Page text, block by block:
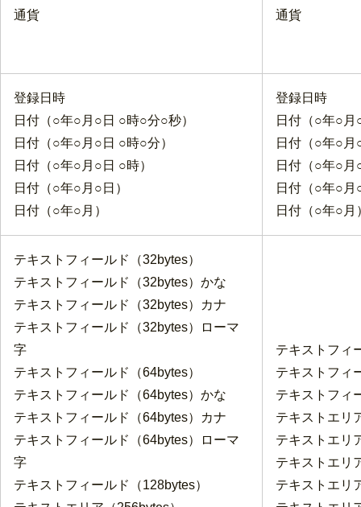
通貨
通貨
登録日時
日付（○年○月○日 ○時○分○秒）
日付（○年○月○日 ○時○分）
日付（○年○月○日 ○時）
日付（○年○月○日）
日付（○年○月）
登録日時
日付（○年○
日付（○年○
日付（○年○月
日付（○年○月
日付（○年○月
テキストフィールド（32bytes）
テキストフィールド（32bytes）かな
テキストフィールド（32bytes）カナ
テキストフィールド（32bytes）ローマ
字
テキストフィールド（64bytes）
テキストフィールド（64bytes）かな
テキストフィールド（64bytes）カナ
テキストフィールド（64bytes）ローマ
字
テキストフィールド（128bytes）
テキストフィ
テキストフィ
テキストフィ
テキストエリ
テキストエリ
テキストエリ
テキストエリ